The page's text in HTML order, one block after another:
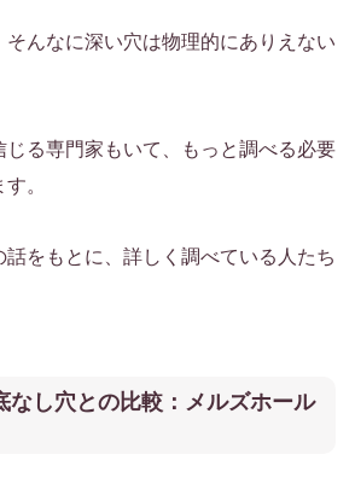
んなに深い穴は物理的にありえない
じる専門家もいて、もっと調べる必要
。
話をもとに、詳しく調べている人たち
なし穴との比較：メルズホール